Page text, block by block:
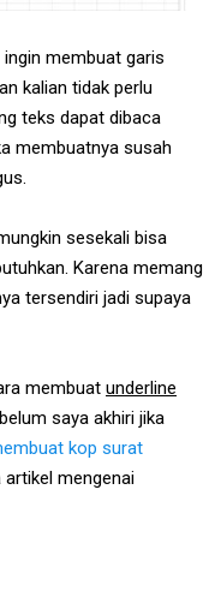
membuat garis
kalian tidak perlu
teks dapat dibaca
membuatnya susah
sesekali bisa
Karena memang
tersendiri jadi supaya
membuat underline
saya akhiri jika
kop surat
artikel mengenai